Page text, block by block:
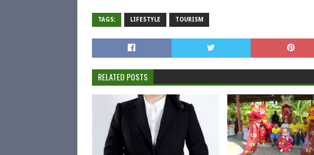
TAGS: LIFESTYLE TOURISM
RELATED POSTS